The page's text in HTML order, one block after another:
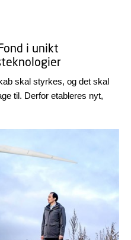
i unikt
skal styrkes, og det skal
til. Derfor etableres nyt,